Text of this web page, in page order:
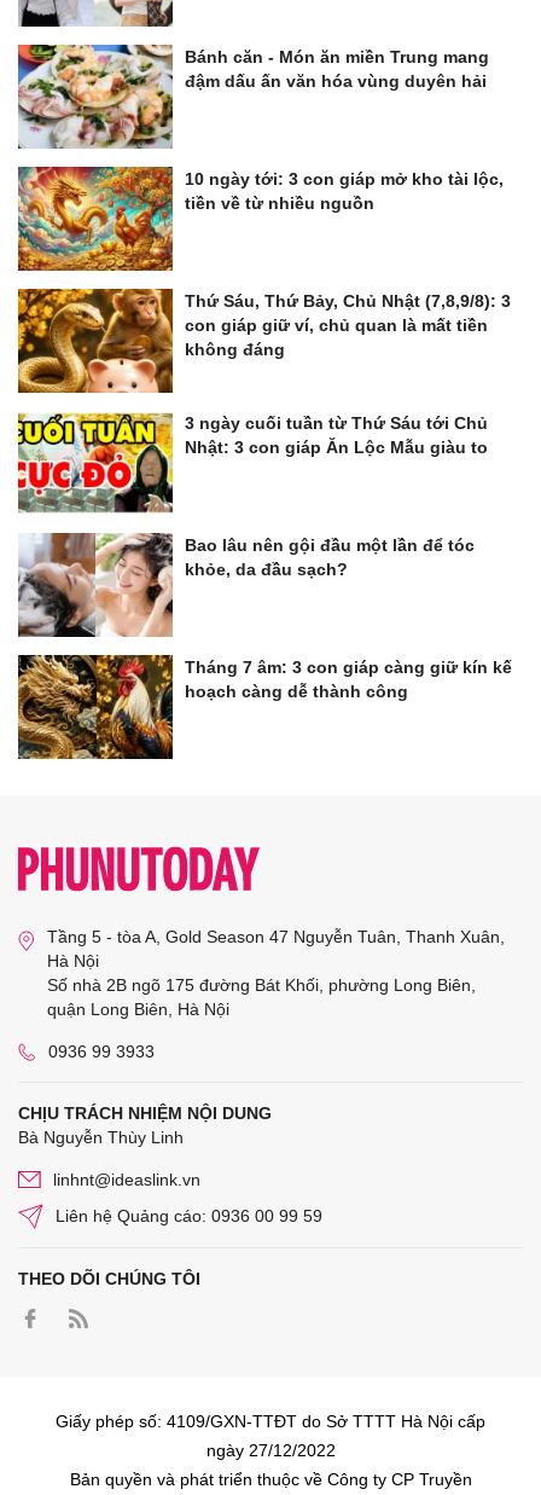
Bánh căn - Món ăn miền Trung mang
đậm dấu ấn văn hóa vùng duyên hải
10 ngày tới: 3 con giáp mở kho tài lộc,
tiền về từ nhiều nguồn
Thứ Sáu, Thứ Bảy, Chủ Nhật (7,8,9/8): 3
con giáp giữ ví, chủ quan là mất tiền
không đáng
3 ngày cuối tuần từ Thứ Sáu tới Chủ
Nhật: 3 con giáp Ăn Lộc Mẫu giàu to
Bao lâu nên gội đầu một lần để tóc
khỏe, da đầu sạch?
Tháng 7 âm: 3 con giáp càng giữ kín kế
hoạch càng dễ thành công
Tầng 5 - tòa A, Gold Season 47 Nguyễn Tuân, Thanh Xuân,
Hà Nội
Số nhà 2B ngõ 175 đường Bát Khối, phường Long Biên,
quận Long Biên, Hà Nội
0936 99 3933
CHỊU TRÁCH NHIỆM NỘI DUNG
Bà Nguyễn Thùy Linh
linhnt@ideaslink.vn
Liên hệ Quảng cáo: 0936 00 99 59
THEO DÕI CHÚNG TÔI
Giấy phép số: 4109/GXN-TTĐT do Sở TTTT Hà Nội cấp
ngày 27/12/2022
Bản quyền và phát triển thuộc về Công ty CP Truyền